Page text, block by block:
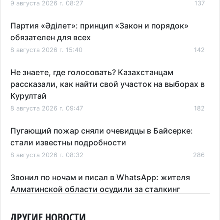
9 августа 2026 г. 08:27 137
Партия «Әділет»: принцип «Закон и порядок»
обязателен для всех
8 августа 2026 г. 15:40 142
Не знаете, где голосовать? Казахстанцам
рассказали, как найти свой участок на выборах в
Курултай
8 августа 2026 г. 09:47 182
Пугающий пожар сняли очевидцы в Байсерке:
стали известны подробности
8 августа 2026 г. 08:32 286
Звонил по ночам и писал в WhatsApp: жителя
Алматинской области осудили за сталкинг